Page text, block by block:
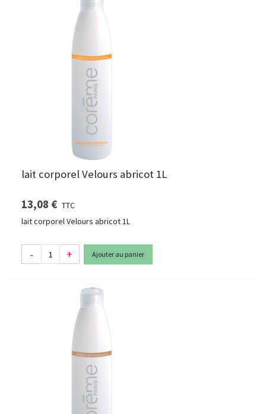
lait corporel Velours abricot 1L
13,08 € TTC
lait corporel Velours abricot 1L
- + Ajouter au panier